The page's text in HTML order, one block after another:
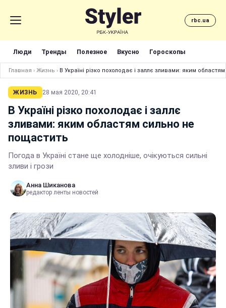
rbc.ua
Люди Тренды Полезное Вкусно Гороскопы
Главная › Жизнь › В Україні різко похолодає і заллє зливами: яким
ЖИЗНЬ 28 мая 2020, 20:41
В Україні різко похолодає і заллє
зливами: яким областям сильно не
пощастить
Погода в Україні стане ще холодніше, очікуються сильні
зливи і грози
Анна Шиканова
редактор ленты новостей